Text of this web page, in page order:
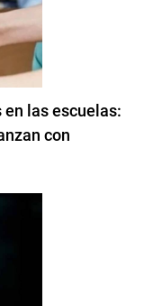
las escuelas:
con